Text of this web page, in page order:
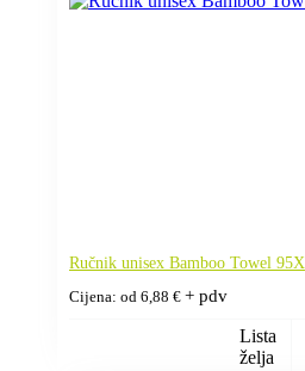
Ručnik unisex Bamboo Towel 95X
Cijena: od 6,88 € + pdv
Lista
želja